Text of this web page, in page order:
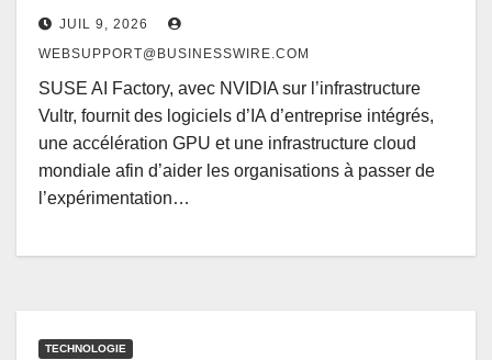
JUIL 9, 2026
WEBSUPPORT@BUSINESSWIRE.COM
SUSE AI Factory, avec NVIDIA sur l’infrastructure
Vultr, fournit des logiciels d’IA d’entreprise intégrés,
une accélération GPU et une infrastructure cloud
mondiale afin d’aider les organisations à passer de
l’expérimentation…
TECHNOLOGIE